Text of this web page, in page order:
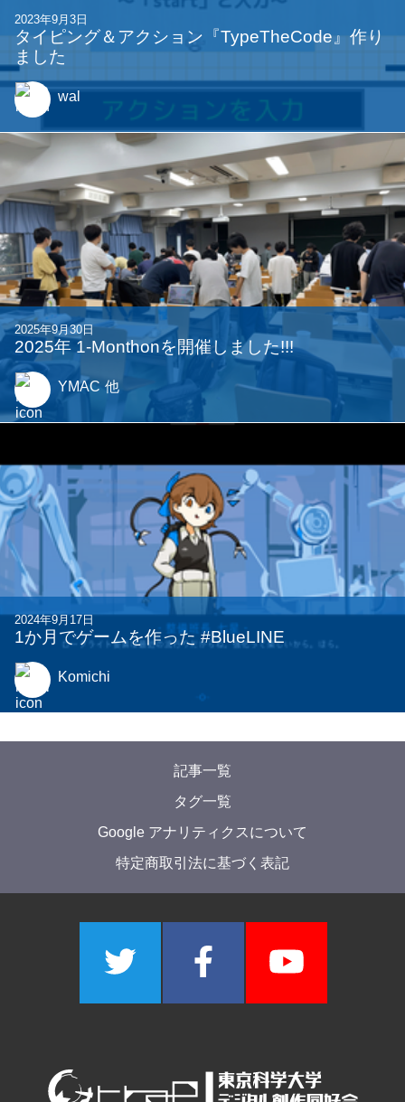
2023年9月3日
タイピング＆アクション『TypeTheCode』作り
ました
wal
2025年9月30日
2025年 1-Monthonを開催しました!!!
YMAC 他
2024年9月17日
1か月でゲームを作った #BlueLINE
Komichi
記事一覧
タグ一覧
Google アナリティクスについて
特定商取引法に基づく表記